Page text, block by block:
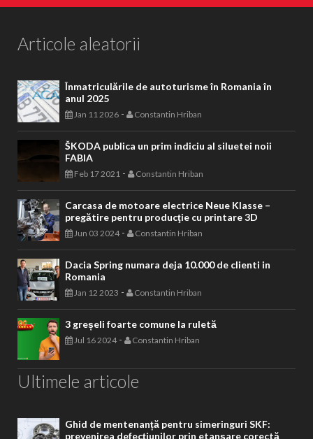
Articole aleatorii
Înmatriculările de autoturisme în Romania în
anul 2025
Jan 11 2026 - Constantin Hriban
ŠKODA publica un prim indiciu al siluetei noii
FABIA
Feb 17 2021 - Constantin Hriban
Carcasa de motoare electrice Neue Klasse –
pregătire pentru producţie cu printare 3D
Jun 03 2024- Constantin Hriban
Dacia Spring numara deja 10.000 de clienti in
Romania
Jan 12 2023 - Constantin Hriban
3 greșeli foarte comune la ruletă
Jul 16 2024- Constantin Hriban
Ultimele articole
Ghid de mentenanță pentru simeringuri SKF:
prevenirea defecțiunilor prin etanșare corectă